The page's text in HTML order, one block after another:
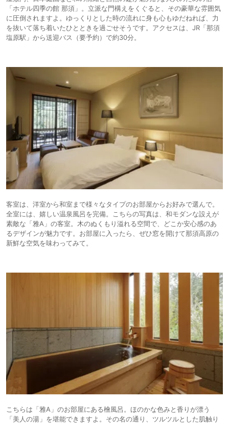
「ホテル四季の館 那須」。立派な門構えをくぐると、その豪華な雰囲気
に圧倒されますよ。ゆっくりとした時の流れに身も心もゆだねれば、力
を抜いて落ち着いたひとときを過ごせそうです。アクセスは、JR「那須
塩原駅」から送迎バス（要予約）で約30分。
客室は、洋室から和室まで様々なタイプのお部屋からお好みで選んで。
全室には、嬉しい温泉風呂を完備。こちらの写真は、和モダンな設えが
素敵な「雅A」の客室。木のぬくもり溢れる空間で、どこか安心感のあ
るデザインが魅力です。お部屋に入ったら、ぜひ窓を開けて那須高原の
新鮮な空気を味わってみて。
こちらは「雅A」のお部屋にある檜風呂。ほのかな色みと香りが漂う
「美人の湯」を堪能できますよ。その名の通り、ツルツルとした肌触り